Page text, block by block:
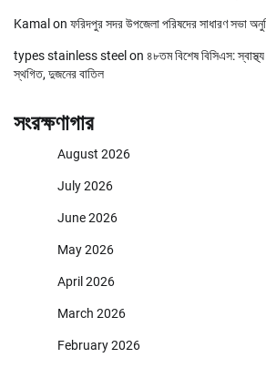
Kamal on ফরিদপুর সদর উপজেলা পরিষদের সাধারণ সভা
types stainless steel on ৪৮তম বিশেষ বিসিএস:
স্থগিত, দুজনের বাতিল
সংরক্ষণাগার
August 2026
July 2026
June 2026
May 2026
April 2026
March 2026
February 2026